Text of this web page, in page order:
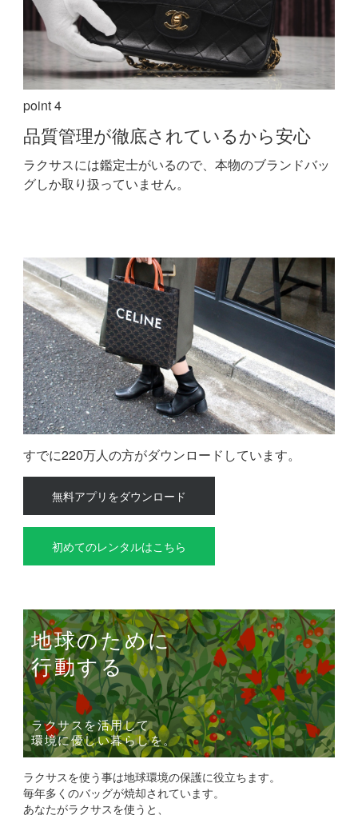
point 4
品質管理が徹底されているから安心
ラクサスには鑑定士がいるので、本物のブランドバッ
グしか取り扱っていません。
すでに220万人の方がダウンロードしています。
無料アプリをダウンロード
初めてのレンタルはこちら
地球のために
行動する
ラクサスを活用して
環境に優しい暮らしを。
ラクサスを使う事は地球環境の保護に役立ちます。
毎年多くのバッグが焼却されています。
あなたがラクサスを使うと、